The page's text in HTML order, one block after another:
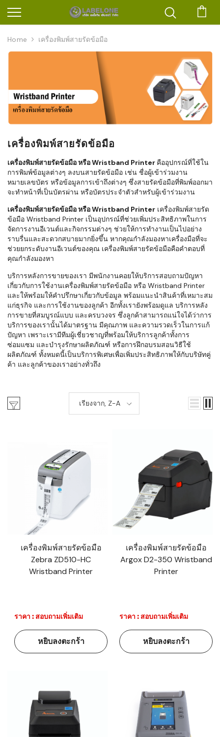
Home เครื่องพิมพ์สายรัดข้อมือ
เครื่องพิมพ์สายรัดข้อมือ
เครื่องพิมพ์สายรัดข้อมือ หรือ Wristband Printer คืออุปกรณ์ที่ใช้ใน
การพิมพ์ข้อมูลต่างๆ ลงบนสายรัดข้อมือ เช่น ชื่อผู้เข้าร่วมงาน
หมายเลขบัตร หรือข้อมูลการเข้าถึงต่างๆ ซึ่งสายรัดข้อมือที่พิมพ์ออกมา
จะทำหน้าที่เป็นบัตรผ่าน หรือบัตรประจำตัวสำหรับผู้เข้าร่วมงาน
เครื่องพิมพ์สายรัดข้อมือ หรือ Wristband Printer เครื่องพิมพ์สายรัด
ข้อมือ Wristband Printer เป็นอุปกรณ์ที่ช่วยเพิ่มประสิทธิภาพในการ
จัดการงานอีเวนต์และกิจกรรมต่างๆ ช่วยให้การทำงานเป็นไปอย่าง
ราบรื่นและสะดวกสบายมากยิ่งขึ้น หากคุณกำลังมองหาเครื่องมือที่จะ
ช่วยยกระดับงานอีเวนต์ของคุณ เครื่องพิมพ์สายรัดข้อมือคือคำตอบที่
คุณกำลังมองหา
บริการหลังการขายของเรา มีพนักงานคอยให้บริการสอบถามปัญหา
เกี่ยวกับการใช้งานเครื่องพิมพ์สายรัดข้อมือ หรือ Wristband Printer
และให้พร้อมให้คำปรึกษาเกี่ยวกับข้อมูล พร้อมแนะนำสินค้าที่เหมาะสม
แก่ธุรกิจ และการใช้งานของลูกค้า อีกทั้งเรายังพร้อมดูแล บริการหลัง
การขายที่สมบูรณ์แบบ และครบวงจร ซึ่งลูกค้าสามารถแน่ใจได้ว่าการ
บริการของเรานั้นได้มาตรฐาน มีคุณภาพ และความรวดเร็วในการแก้
ปัญหา เพราะเรามีทีมผู้เชี่ยวชาญที่พร้อมให้บริการลูกค้าทั้งการ
ซ่อมแซม และบำรุงรักษาผลิตภัณฑ์ หรือการฝึกอบรมสอนวิธีใช้
ผลิตภัณฑ์ ทั้งหมดนี้เป็นบริการพิเศษเพื่อเพิ่มประสิทธิภาพให้กับบริษัทคู่
ค้า และลูกค้าของเราอย่างทั่วถึง
เรียงจาก, Z-A
เครื่องพิมพ์สายรัดข้อมือ
Zebra ZD510-HC
Wristband Printer
ราคา : สอบถามเพิ่มเติม
หยิบลงตะกร้า
เครื่องพิมพ์สายรัดข้อมือ
Argox D2-350 Wristband
Printer
ราคา : สอบถามเพิ่มเติม
หยิบลงตะกร้า